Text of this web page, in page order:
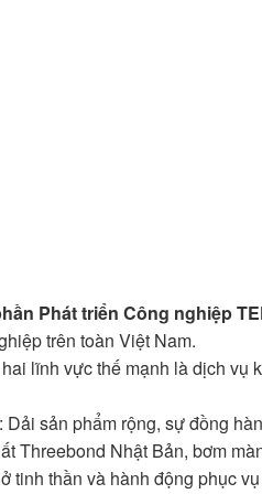
Phát triển Công nghiệp
trên toàn Việt Nam.
lĩnh vực thế mạnh là dịch vụ
sản phẩm rộng, sự đồng
Threebond Nhật Bản, bơm
thần và hành động phục